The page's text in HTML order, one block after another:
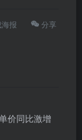
报 分享
价同比激增